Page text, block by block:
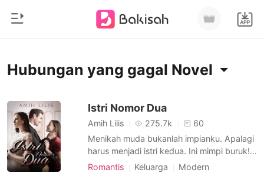
Riwayat Membaca
Keluar
Beranda
Modern
Romantis
Cerita pendek
Hubungan yang gagal Novel
Istri Nomor Dua
Amih Lilis 275.7k
60
Menikah muda bukanlah impianku. Apalagi
harus menjadi istri kedua. Ini mimpi buruk!
Namun demi sebuah bakti, aku pun harus
Romantis Keluarga
Modern